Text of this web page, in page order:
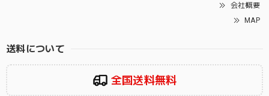
会社概要
MAP
送料について
全国送料無料